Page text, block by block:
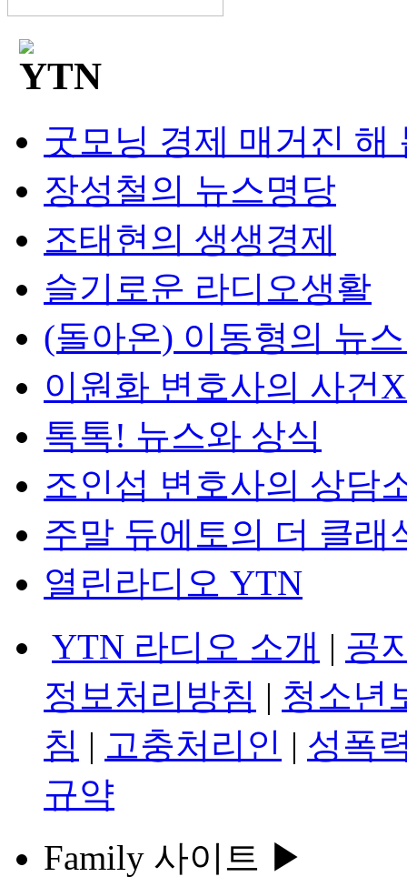
굿모닝 경제 매거진 해
장성철의 뉴스명당
조태현의 생생경제
슬기로운 라디오생활
(돌아온) 이동형의 뉴
이원화 변호사의 사건
톡톡! 뉴스와 상식
조인섭 변호사의 상담
주말 듀에토의 더 클래
열린라디오 YTN
YTN 라디오 소개 | 공
정보처리방침 | 청소년
침 | 고충처리인 | 성폭
규약
Family 사이트 ▶